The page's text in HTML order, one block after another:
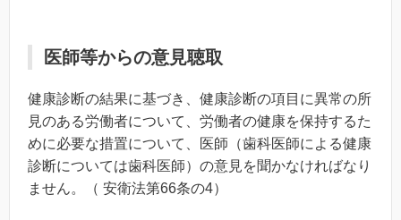
医師等からの意見聴取
健康診断の結果に基づき、健康診断の項目に異常の所
見のある労働者について、労働者の健康を保持するた
めに必要な措置について、医師（歯科医師による健康
診断については歯科医師）の意見を聞かなければなり
ません。（ 安衛法第66条の4）